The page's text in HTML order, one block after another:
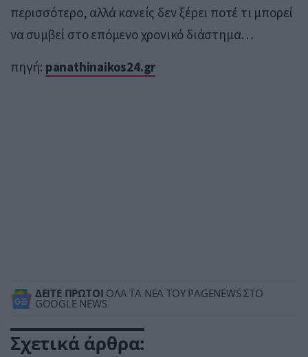
περισσότερο, αλλά κανείς δεν ξέρει ποτέ τι μπορεί
να συμβεί στο επόμενο χρονικό διάστημα…
πηγή: panathinaikos24.gr
ΔΕΙΤΕ ΠΡΩΤΟΙ ΟΛΑ ΤΑ ΝΕΑ ΤΟΥ PAGENEWS ΣΤΟ
GOOGLE NEWS
Σχετικά άρθρα: